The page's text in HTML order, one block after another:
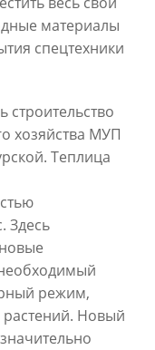
материалы
спецтехники
хозяйства МУП
Теплица
Здесь
режим,
Новый